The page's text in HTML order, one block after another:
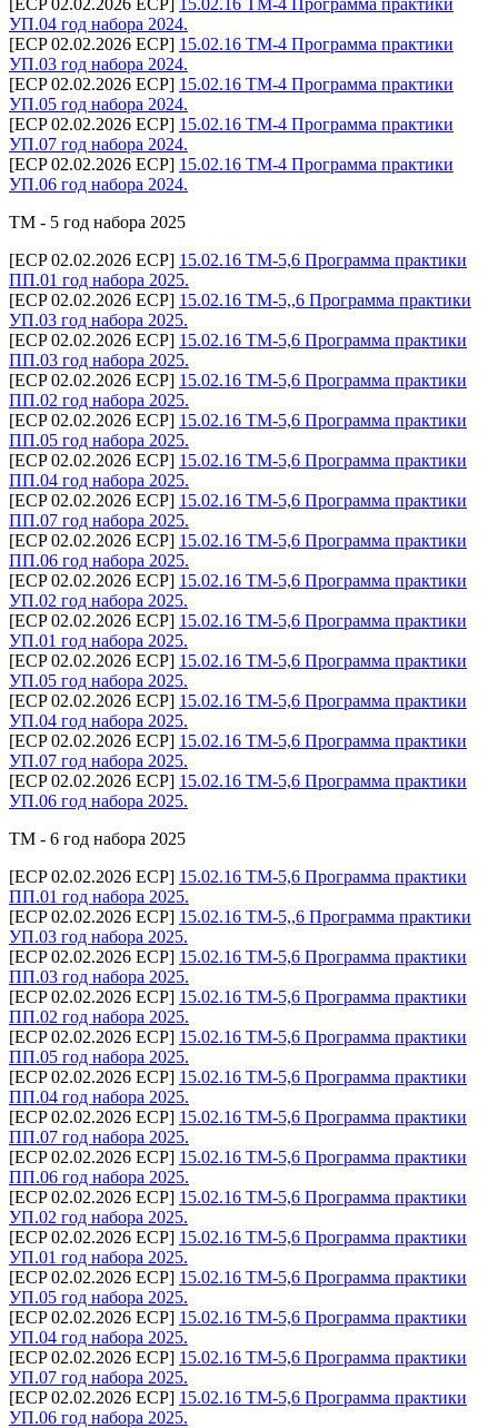
УП.04 год набора 2024.
[ECP 02.02.2026 ECP] 15.02.16 ТМ-4 Программа практики
УП.03 год набора 2024.
[ECP 02.02.2026 ECP] 15.02.16 ТМ-4 Программа практики
УП.05 год набора 2024.
[ECP 02.02.2026 ECP] 15.02.16 ТМ-4 Программа практики
УП.07 год набора 2024.
[ECP 02.02.2026 ECP] 15.02.16 ТМ-4 Программа практики
УП.06 год набора 2024.
ТМ - 5 год набора 2025
[ECP 02.02.2026 ECP] 15.02.16 ТМ-5,6 Программа практики
ПП.01 год набора 2025.
[ECP 02.02.2026 ECP] 15.02.16 ТМ-5,,6 Программа практики
УП.03 год набора 2025.
[ECP 02.02.2026 ECP] 15.02.16 ТМ-5,6 Программа практики
ПП.03 год набора 2025.
[ECP 02.02.2026 ECP] 15.02.16 ТМ-5,6 Программа практики
ПП.02 год набора 2025.
[ECP 02.02.2026 ECP] 15.02.16 ТМ-5,6 Программа практики
ПП.05 год набора 2025.
[ECP 02.02.2026 ECP] 15.02.16 ТМ-5,6 Программа практики
ПП.04 год набора 2025.
[ECP 02.02.2026 ECP] 15.02.16 ТМ-5,6 Программа практики
ПП.07 год набора 2025.
[ECP 02.02.2026 ECP] 15.02.16 ТМ-5,6 Программа практики
ПП.06 год набора 2025.
[ECP 02.02.2026 ECP] 15.02.16 ТМ-5,6 Программа практики
УП.02 год набора 2025.
[ECP 02.02.2026 ECP] 15.02.16 ТМ-5,6 Программа практики
УП.01 год набора 2025.
[ECP 02.02.2026 ECP] 15.02.16 ТМ-5,6 Программа практики
УП.05 год набора 2025.
[ECP 02.02.2026 ECP] 15.02.16 ТМ-5,6 Программа практики
УП.04 год набора 2025.
[ECP 02.02.2026 ECP] 15.02.16 ТМ-5,6 Программа практики
УП.07 год набора 2025.
[ECP 02.02.2026 ECP] 15.02.16 ТМ-5,6 Программа практики
УП.06 год набора 2025.
ТМ - 6 год набора 2025
[ECP 02.02.2026 ECP] 15.02.16 ТМ-5,6 Программа практики
ПП.01 год набора 2025.
[ECP 02.02.2026 ECP] 15.02.16 ТМ-5,,6 Программа практики
УП.03 год набора 2025.
[ECP 02.02.2026 ECP] 15.02.16 ТМ-5,6 Программа практики
ПП.03 год набора 2025.
[ECP 02.02.2026 ECP] 15.02.16 ТМ-5,6 Программа практики
ПП.02 год набора 2025.
[ECP 02.02.2026 ECP] 15.02.16 ТМ-5,6 Программа практики
ПП.05 год набора 2025.
[ECP 02.02.2026 ECP] 15.02.16 ТМ-5,6 Программа практики
ПП.04 год набора 2025.
[ECP 02.02.2026 ECP] 15.02.16 ТМ-5,6 Программа практики
ПП.07 год набора 2025.
[ECP 02.02.2026 ECP] 15.02.16 ТМ-5,6 Программа практики
ПП.06 год набора 2025.
[ECP 02.02.2026 ECP] 15.02.16 ТМ-5,6 Программа практики
УП.02 год набора 2025.
[ECP 02.02.2026 ECP] 15.02.16 ТМ-5,6 Программа практики
УП.01 год набора 2025.
[ECP 02.02.2026 ECP] 15.02.16 ТМ-5,6 Программа практики
УП.05 год набора 2025.
[ECP 02.02.2026 ECP] 15.02.16 ТМ-5,6 Программа практики
УП.04 год набора 2025.
[ECP 02.02.2026 ECP] 15.02.16 ТМ-5,6 Программа практики
УП.07 год набора 2025.
[ECP 02.02.2026 ECP] 15.02.16 ТМ-5,6 Программа практики
УП.06 год набора 2025.